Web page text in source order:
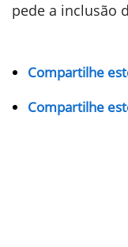
pede a inclusão
Compartilhe
Compartilhe